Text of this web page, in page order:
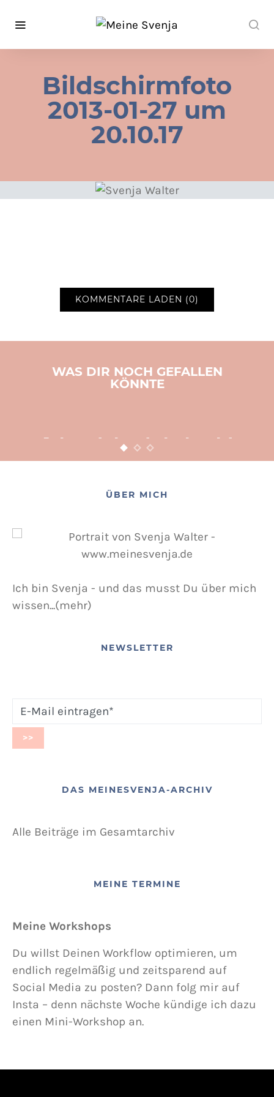
Bildschirmfoto
2013-01-27 um
20.10.17
KOMMENTARE LADEN (0)
WAS DIR NOCH GEFALLEN
KÖNNTE
Adventsbasteln leicht
gemacht
POSTED ON
ÜBER MICH
Ich bin Svenja - und das musst Du über mich
wissen...(mehr)
NEWSLETTER
DAS MEINESVENJA-ARCHIV
Alle Beiträge im Gesamtarchiv
MEINE TERMINE
Meine Workshops
Du willst Deinen Workflow optimieren, um
endlich regelmäßig und zeitsparend auf
Social Media zu posten? Dann folg mir auf
Insta – denn nächste Woche kündige ich dazu
einen Mini-Workshop an.